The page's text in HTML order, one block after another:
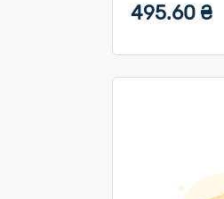
495.60 ₴